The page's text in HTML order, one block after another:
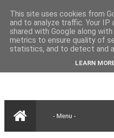
This site uses cookies from
and to analyze traffic. Your IP
shared with Google along
metrics to ensure quality of
statistics, and to detect and
LEARN